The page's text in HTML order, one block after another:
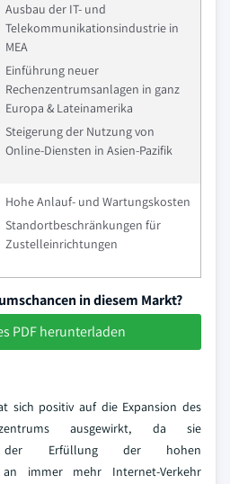
Ausbau der IT- und
Telekommunikationsindustrie in
MEA
Einführung neuer
Rechenzentrumsanlagen in ganz
Europa & Lateinamerika
Steigerung der Nutzung von
Online-Diensten in Asien-Pazifik
Hohe Anlauf- und Wartungskosten
Standortbeschränkungen für
Zustelleinrichtungen
in diesem Markt?
PDF herunterladen
sich positiv auf die Expansion des
ausgewirkt, da sie
der Erfüllung der hohen
an immer mehr Internet-Verkehr